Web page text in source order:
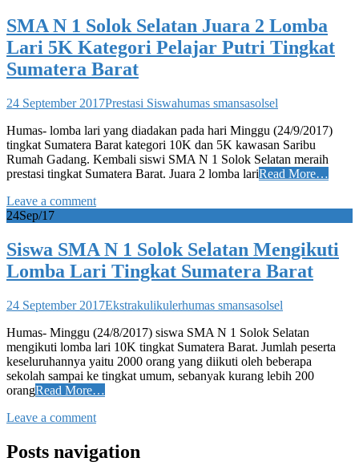
SMA N 1 Solok Selatan Juara 2 Lomba
Lari 5K Kategori Pelajar Putri Tingkat
Sumatera Barat
24 September 2017Prestasi Siswahumas smansasolsel
Humas- lomba lari yang diadakan pada hari Minggu (24/9/2017)
tingkat Sumatera Barat kategori 10K dan 5K kawasan Saribu
Rumah Gadang. Kembali siswi SMA N 1 Solok Selatan meraih
prestasi tingkat Sumatera Barat. Juara 2 lomba lariRead More…
Leave a comment
24Sep/17
Siswa SMA N 1 Solok Selatan Mengikuti
Lomba Lari Tingkat Sumatera Barat
24 September 2017Ekstrakulikulerhumas smansasolsel
Humas- Minggu (24/8/2017) siswa SMA N 1 Solok Selatan
mengikuti lomba lari 10K tingkat Sumatera Barat. Jumlah peserta
keseluruhannya yaitu 2000 orang yang diikuti oleh beberapa
sekolah sampai ke tingkat umum, sebanyak kurang lebih 200
orangRead More…
Leave a comment
Posts navigation